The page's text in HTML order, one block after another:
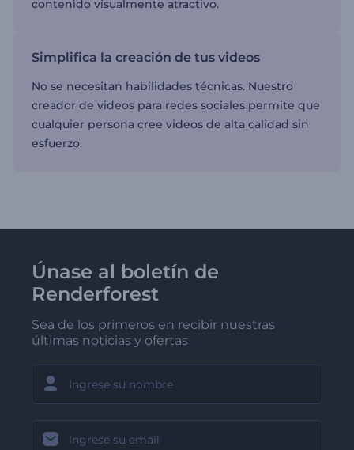
contenido visualmente atractivo.
Simplifica la creación de tus videos
No se necesitan habilidades técnicas. Nuestro
creador de videos para redes sociales permite que
cualquier persona cree videos de alta calidad sin
esfuerzo.
Únase al boletín de
Renderforest
Sea de los primeros en recibir nuestras
últimas noticias y ofertas